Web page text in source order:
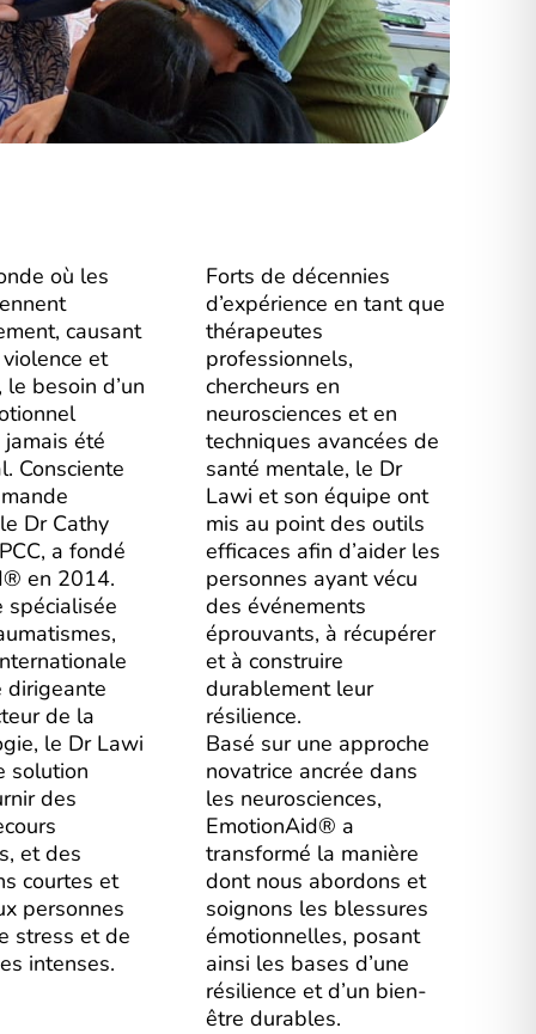
où les
causant
et
besoin d’un
jamais été
Consciente
Dr Cathy
a fondé
en 2014.
spécialisée
dirigeante
de la
le Dr Lawi
solution
des
et des
courtes et
personnes
stress et de
intenses.
Forts de décennies
d’expérience en tant que
thérapeutes
professionnels,
chercheurs en
neurosciences et en
techniques avancées de
santé mentale, le Dr
Lawi et son équipe ont
mis au point des outils
efficaces afin d’aider les
personnes ayant vécu
des événements
éprouvants, à récupérer
et à construire
durablement leur
résilience.
Basé sur une approche
novatrice ancrée dans
les neurosciences,
EmotionAid® a
transformé la manière
dont nous abordons et
soignons les blessures
émotionnelles, posant
ainsi les bases d’une
résilience et d’un bien-
être durables.